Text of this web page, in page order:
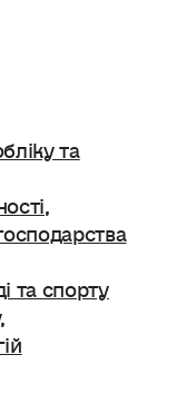
та
та спорту